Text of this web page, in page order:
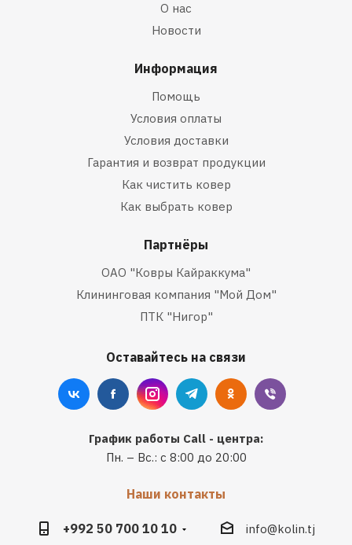
О нас
Новости
Информация
Помощь
Условия оплаты
Условия доставки
Гарантия и возврат продукции
Как чистить ковер
Как выбрать ковер
Партнёры
ОАО "Ковры Кайраккума"
Клининговая компания "Мой Дом"
ПТК "Нигор"
Оставайтесь на связи
График работы Call - центра:
Пн. – Вс.: с 8:00 до 20:00
Наши контакты
+992 50 700 10 10 info@kolin.tj